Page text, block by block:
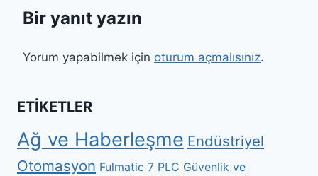
Bir yanıt yazın
Yorum yapabilmek için oturum açmalısınız.
ETIKETLER
Ağ ve Haberleşme Endüstriyel
Otomasyon Fulmatic 7 PLC Güvenlik ve